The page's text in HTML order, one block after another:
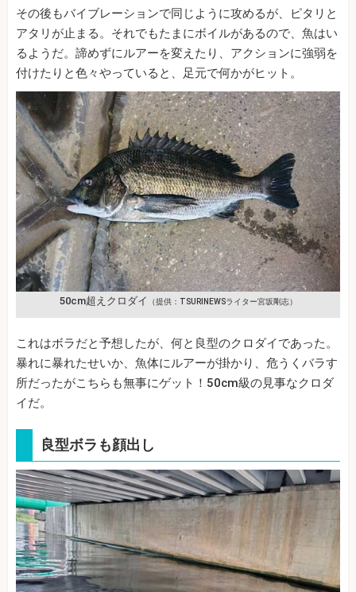
その後もバイブレーションで同じように攻めるが、ピタリと
アタリが止まる。それでもたまにボイルがあるので、魚はい
るようだ。諦めずにルアーを変えたり、アクションに強弱を
付けたりと色々やっていると、足元で何かがヒット。
50cm超えクロダイ （提供：TSURINEWSライター宮坂剛志）
これはボラだと予想したが、何と良型のクロダイであった。
暴れに暴れたせいか、魚体にルアーが掛かり、危うくバラす
所だったがこちらも無事にゲット！50cm級の見事なクロダ
イだ。
良型ボラも顔出し